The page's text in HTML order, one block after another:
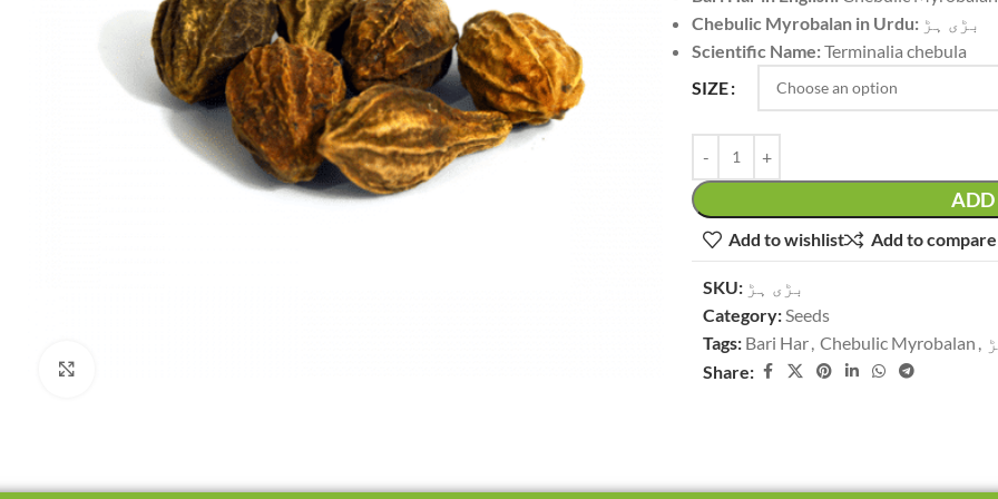
Chebulic Myrobalan in Urdu: بڑی ہڑ
Scientific Name:Terminalia chebula
SIZE
ADD
Add to wishlist Add to compare
SKU: بڑی ہڑ
Category:Seeds
Tags: Bari Har, Chebulic Myrobalan ,
Share: